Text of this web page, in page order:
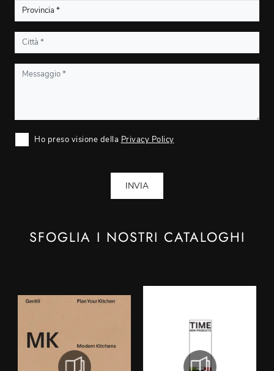
SFOGLIA I NOSTRI CATALOGHI
Ho preso visione della Privacy Policy
INVIA